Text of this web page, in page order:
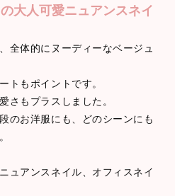
大人可愛ニュアンスネイ
全体的にヌーディーなベージュ
トもポイントです。
さもプラスしました。
のお洋服にも、どのシーンにも
ュアンスネイル、オフィスネイ